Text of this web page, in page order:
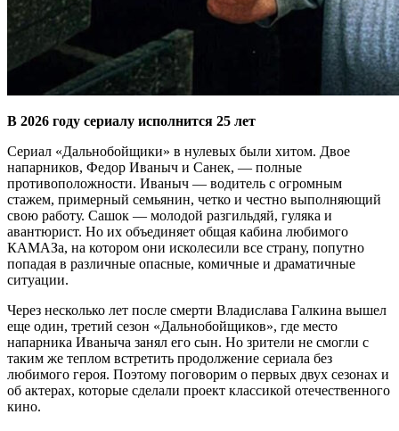
В 2026 году сериалу исполнится 25 лет
Сериал «Дальнобойщики» в нулевых были хитом. Двое
напарников, Федор Иваныч и Санек, — полные
противоположности. Иваныч — водитель с огромным
стажем, примерный семьянин, четко и честно выполняющий
свою работу. Сашок — молодой разгильдяй, гуляка и
авантюрист. Но их объединяет общая кабина любимого
КАМАЗа, на котором они исколесили все страну, попутно
попадая в различные опасные, комичные и драматичные
ситуации.
Через несколько лет после смерти Владислава Галкина вышел
еще один, третий сезон «Дальнобойщиков», где место
напарника Иваныча занял его сын. Но зрители не смогли с
таким же теплом встретить продолжение сериала без
любимого героя. Поэтому поговорим о первых двух сезонах и
об актерах, которые сделали проект классикой отечественного
кино.